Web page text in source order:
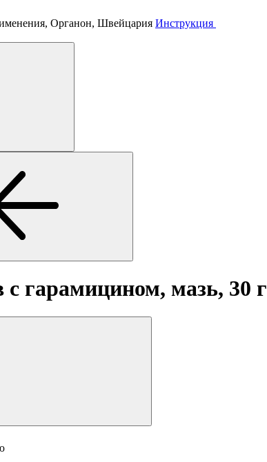
Органон, Швейцария Инструкция
с гарамицином, мазь, 30 г